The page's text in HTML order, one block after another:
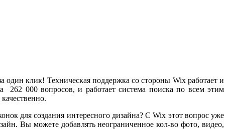
клик! Техническая поддержка со стороны Wix работает и
262 000 вопросов, и работает система поиска по всем этим
для создания интересного дизайна? С Wix этот вопрос уже
Вы можете добавлять неограниченное кол-во фото, видео,